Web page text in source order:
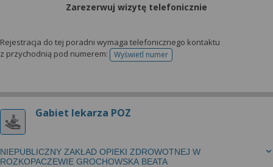
Zarezerwuj wizytę telefonicznie
Rejestracja do tej poradni wymaga telefonicznego kontaktu
z przychodnią pod numerem:
Wyświetl numertelefonu do rejestracji
Gabiet lekarza POZ
NIEPUBLICZNY ZAKŁAD OPIEKI ZDROWOTNEJ W
ROZKOPACZEWIE GROCHOWSKA BEATA